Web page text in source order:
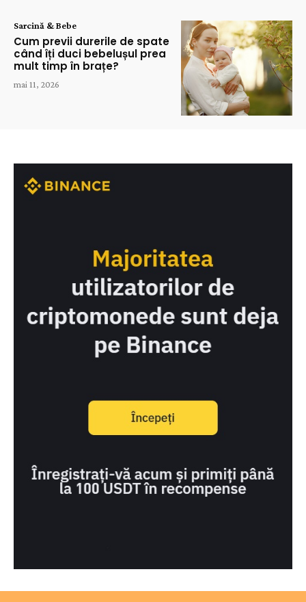
Sarcină & Bebe
Cum previi durerile de spate
când îți duci bebelușul prea
mult timp în brațe?
mai 11, 2026